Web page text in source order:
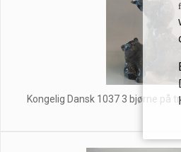
Kongelig Dansk 1037 3 bjørne på